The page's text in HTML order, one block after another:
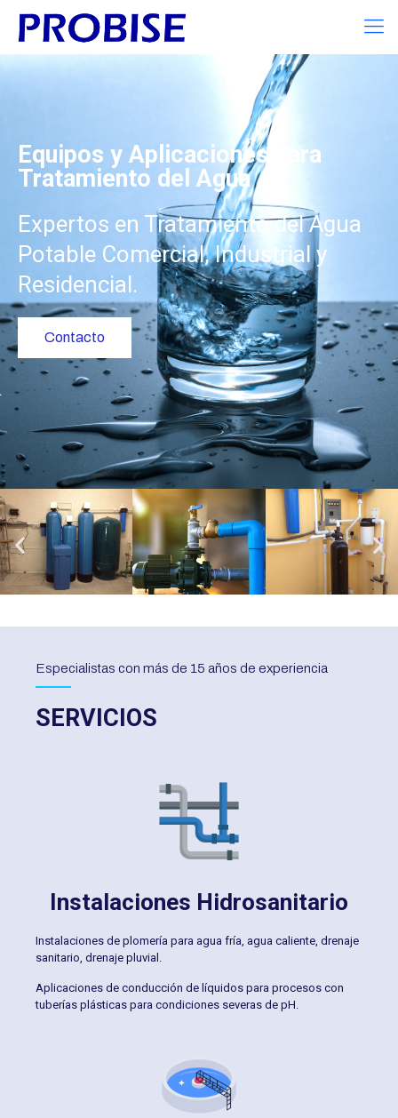
Equipos y Aplicaciones para
Tratamiento del Agua
Expertos en Tratamiento del Agua
Potable Comercial, Industrial y
Residencial.
Contacto
Especialistas con más de 15 años de experiencia
SERVICIOS
Instalaciones Hidrosanitario
Instalaciones de plomería para agua fría, agua caliente, drenaje
sanitario, drenaje pluvial.
Aplicaciones de conducción de líquidos para procesos con
tuberías plásticas para condiciones severas de pH.